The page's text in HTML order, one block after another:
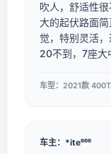
吹人，舒适性
大的起伏路面
觉，特别灵活
20不到，7座大
车型：2021款
车主：*ite⁶⁶⁶